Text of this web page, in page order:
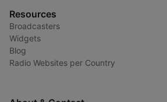
Resources
Broadcasters
Widgets
Blog
Radio Websites per Country